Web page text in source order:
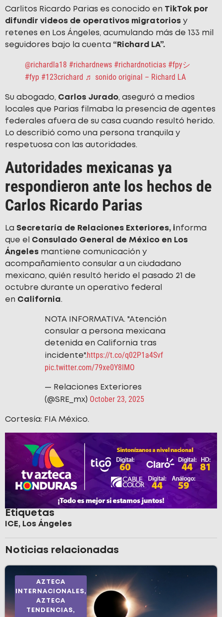
Carlitos Ricardo Parias es conocido en TikTok por
difundir videos de operativos migratorios y
retenes en Los Ángeles, acumulando más de 133 mil
seguidores bajo la cuenta “Richard LA”.
@richardla18 #richardnews #richardnoticias #fpyシ
#fyp #123crichard ♬ sonido original – Richard LA
Su abogado, Carlos Jurado, aseguró a medios
locales que Parias filmaba la presencia de agentes
federales afuera de su casa cuando resultó herido.
Lo describió como una persona tranquila y
respetuosa con las autoridades.
Autoridades mexicanas ya
respondieron ante los hechos de
Carlos Ricardo Parias
La Secretaría de Relaciones Exteriores, informa
que el Consulado General de México en Los
Ángeles mantiene comunicación y
acompañamiento consular a un ciudadano
mexicano, quién resultó herido el pasado 21 de
octubre durante un operativo federal
en California.
NOTA INFORMATIVA. "Atención
consular a persona mexicana
detenida en California tras
incidente". https://t.co/q02P1a4Svf
pic.twitter.com/79xe0Y8IMO
— Relaciones Exteriores
(@SRE_mx) October 23, 2025
Cortesía: FIA México.
Etiquetas
ICE, Los Ángeles
Noticias relacionadas
AZTECA
INTERNACIONALES,
AZTECA
TENDENCIAS,